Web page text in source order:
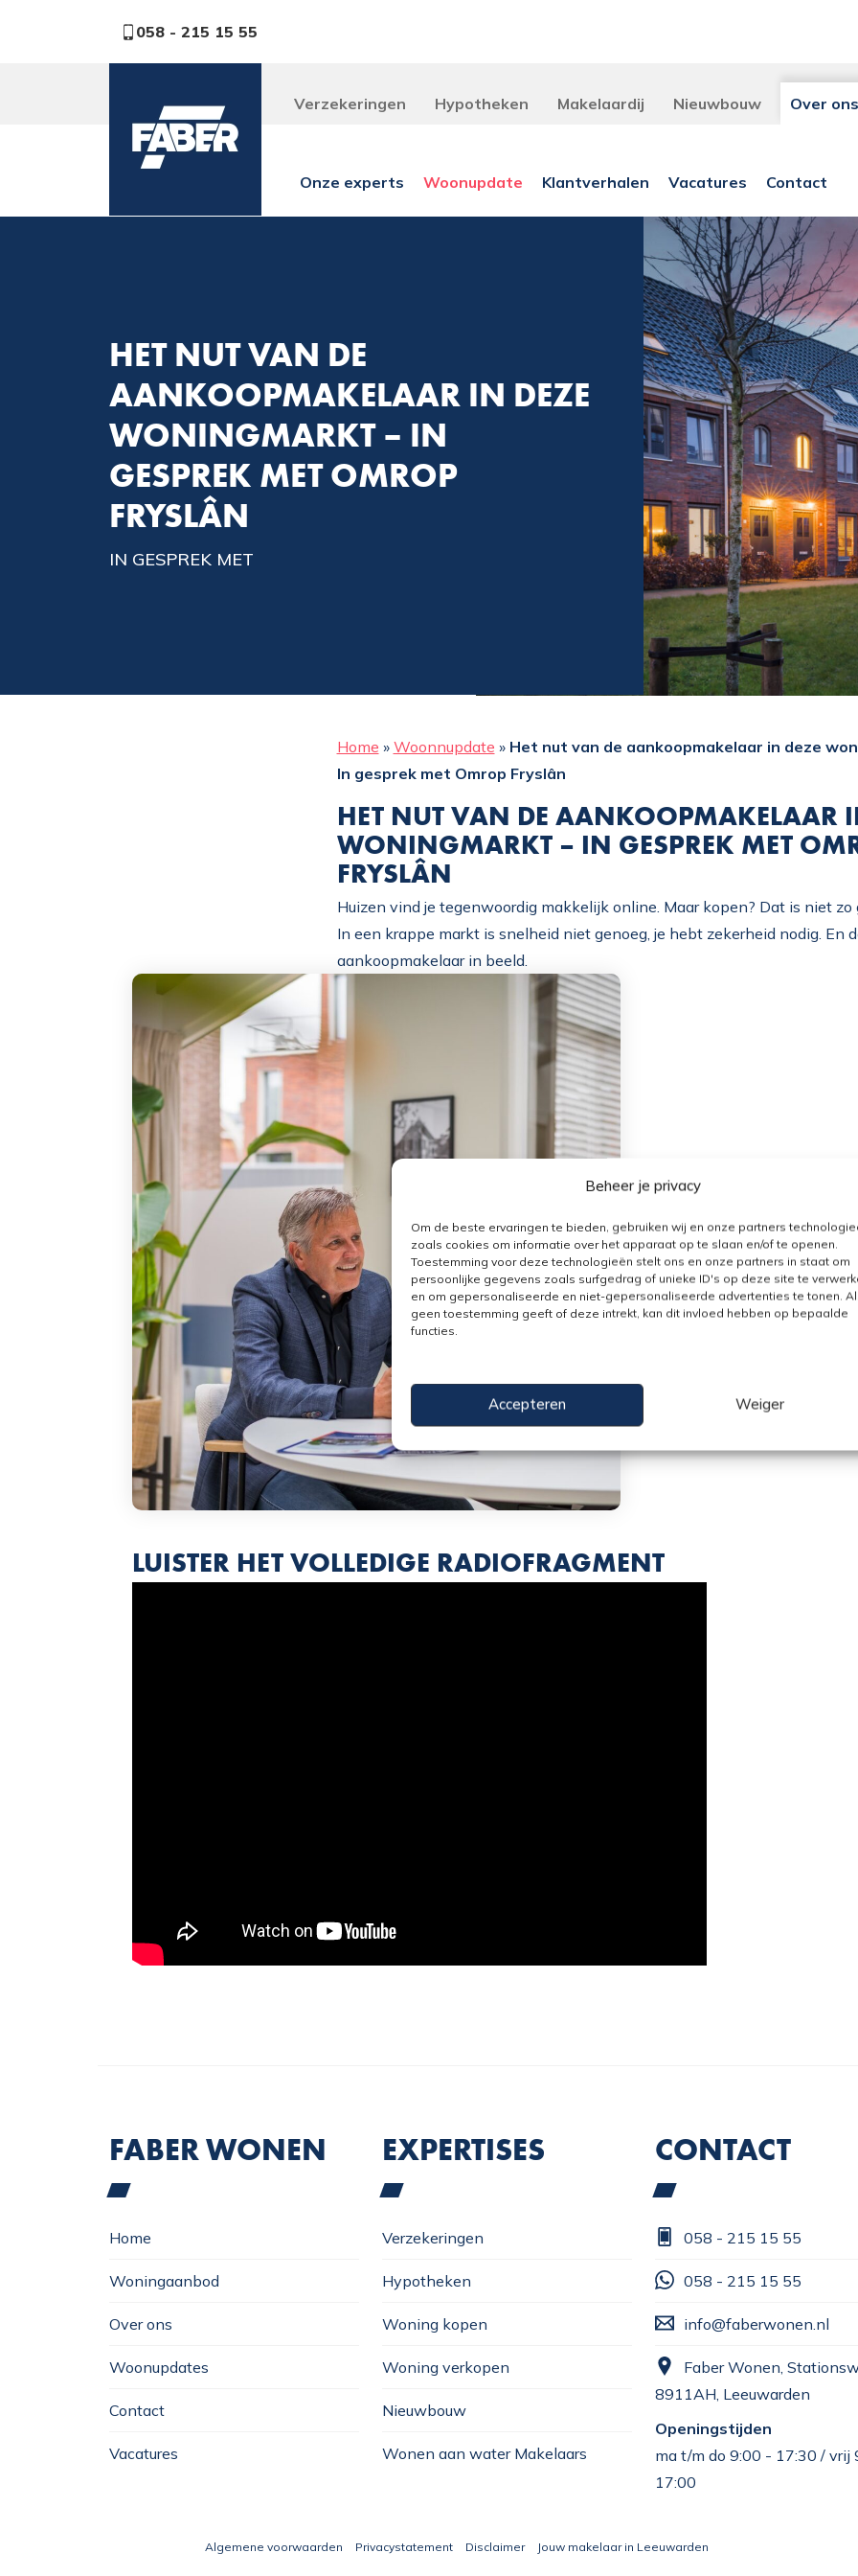
Beheer je privacy
Om de beste ervaringen te bieden, gebruiken wij en onze partners
zoals cookies om informatie over het apparaat op te slaan en/of te openen.
Toestemming voor deze technologieën stelt ons en onze partners in staat om
persoonlijke gegevens zoals surfgedrag of unieke ID's op deze site te
en om gepersonaliseerde en niet-gepersonaliseerde advertenties te tonen.
geen toestemming geeft of deze intrekt, kan dit invloed hebben op bepaalde
functies.
Accepteren Weiger
058 - 215 15 55
Verzekeringen Hypotheken Makelaardij Nieuwbouw Over ons
Onze experts Woonupdate Klantverhalen Vacatures Contact
HET NUT VAN DE
AANKOOPMAKELAAR IN DEZE
WONINGMARKT – IN
GESPREK MET OMROP
FRYSLÂN
IN GESPREK MET
Home » Woonnupdate » Het nut van de aankoopmakelaar in deze
In gesprek met Omrop Fryslân
HET NUT VAN DE AANKOOPMAKELAAR
WONINGMARKT – IN GESPREK MET
FRYSLÂN
Huizen vind je tegenwoordig makkelijk online. Maar kopen? Dat is niet zo
In een krappe markt is snelheid niet genoeg, je hebt zekerheid nodig. En
aankoopmakelaar in beeld.
IN GESPREK
In een recent gesprek met
Vos waarom hulp bij kopen
Benieuwd naar het hele
LUISTER HET VOLLEDIGE RADIOFRAGMENT
FABER WONEN
Home
Woningaanbod
Over ons
Woonupdates
Contact
Vacatures
EXPERTISES
Verzekeringen
Hypotheken
Woning kopen
Woning verkopen
Nieuwbouw
Wonen aan water Makelaars
CONTACT
058 - 215 15 55
058 - 215 15 55
info@faberwonen.nl
Faber Wonen,
8911AH, Leeuwarden
Openingstijden
ma t/m do 9:00 - 17:30 / vrij
17:00
Algemene voorwaarden Privacystatement Disclaimer Jouw makelaar in Leeuwarden